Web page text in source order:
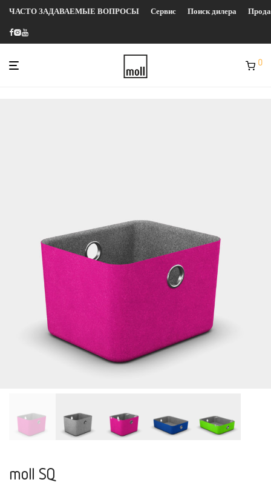
ЧАСТО ЗАДАВАЕМЫЕ ВОПРОСЫ Сервис Поиск дилера
0
moll SQ